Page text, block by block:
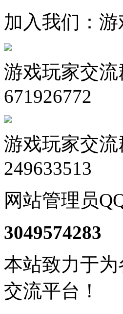
加入我们：
游戏玩家交流
671926772
游戏玩家交流
249633513
网站管理员
3049574283
本站致力于
交流平台！